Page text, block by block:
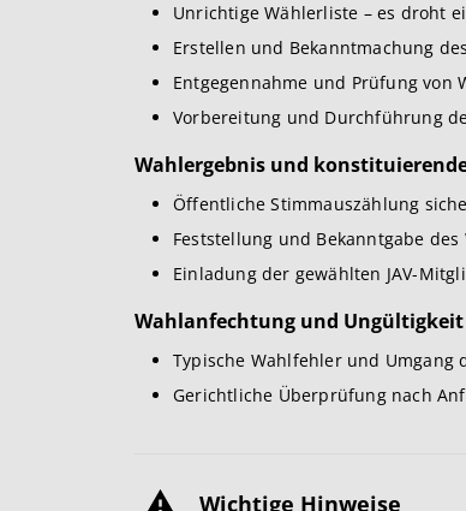
Unrichtige Wählerliste – es droht
Erstellen und Bekanntmachung
Entgegennahme und Prüfung von
Vorbereitung und Durchführung
Wahlergebnis und
Öffentliche Stimmauszählung
Feststellung und Bekanntgabe des
Einladung der gewählten JAV-
Wahlanfechtung und Ungültigkeit
Typische Wahlfehler und Umgang
Gerichtliche Überprüfung nach
Wichtige Hinweise